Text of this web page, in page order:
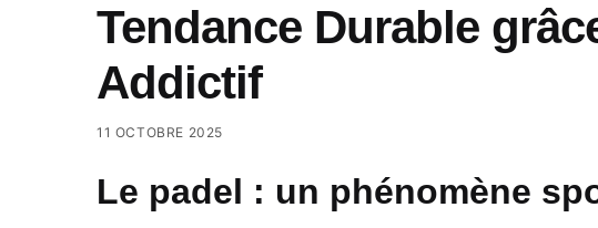
Tendance Durable
Addictif
11 OCTOBRE 2025
Le padel : un phénomène